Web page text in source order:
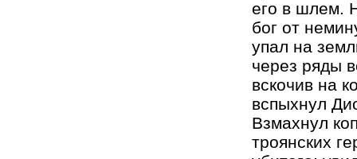
его в шлем.
бог от
упал на
через ряды
вскочив на
вспыхнул
Взмахнул
троянских